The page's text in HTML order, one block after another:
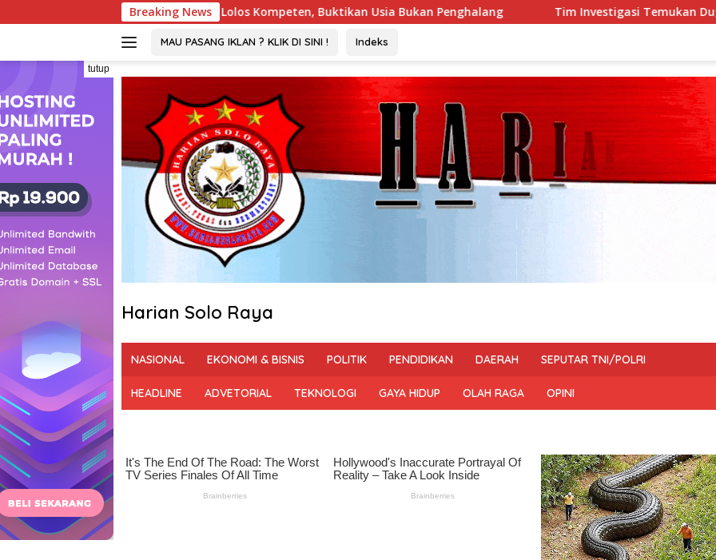
ke
Breaking News
dan Lolos Kompeten, Buktikan Usia Bukan Penghalang Tim Investigasi Temukan Dugaan Penimbunan BBM
MAU PASANG IKLAN ? KLIK DI SINI ! Indeks
tutup
Harian Solo Raya
Tegas
Bermartabat
NASIONAL EKONOMI & BISNIS POLITIK PENDIDIKAN DAERAH SEPUTAR TNI/POLRI
HEADLINE ADVETORIAL TEKNOLOGI GAYA HIDUP OLAH RAGA OPINI